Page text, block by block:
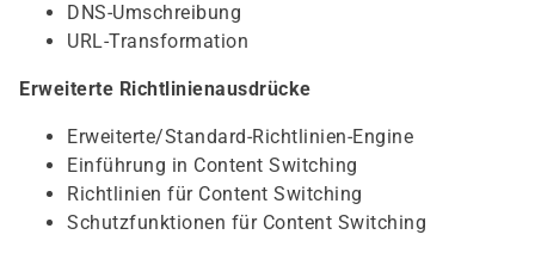
DNS-Umschreibung
URL-Transformation
Erweiterte Richtlinienausdrücke
Erweiterte/Standard-Richtlinien-Engine
Einführung in Content Switching
Richtlinien für Content Switching
Schutzfunktionen für Content Switching